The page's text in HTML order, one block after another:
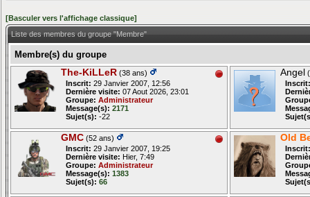
[Basculer vers l'affichage classique]
Liste des membres du groupe "Membre"
Membre(s) du groupe
The-KiLLeR (38 ans)
Inscrit: 29 Janvier 2007, 12:56
Dernière visite: 07 Aout 2026, 23:01
Groupe: Administrateur
Message(s): 2171
Sujet(s): -22
Angel
Inscrit:
GMC (52 ans)
Inscrit: 29 Janvier 2007, 19:25
Dernière visite: Hier, 7:49
Groupe: Administrateur
Message(s): 1383
Sujet(s): 66
Old
Inscrit: